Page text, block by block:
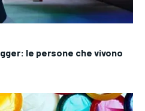
le persone che vivono